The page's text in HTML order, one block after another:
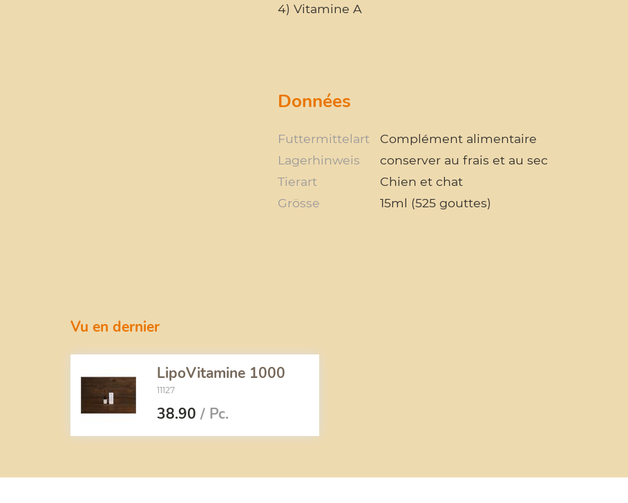
4) Vitamine A
Données
Futtermittelart
Complément alimentaire
Lagerhinweis
conserver au frais et au sec
Tierart
Chien et chat
Grösse
15ml (525 gouttes)
Vu en dernier
LipoVitamine 1000
11127
38.90 / Pc.